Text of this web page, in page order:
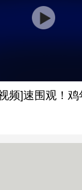
频]速围观！